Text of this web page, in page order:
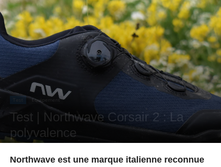
Equipement
Test | Northwave Corsair 2 : La
polyvalence
Northwave est une marque italienne reconnue